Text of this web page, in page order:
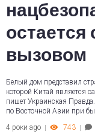
вызовом
Белый дом представил
которой Китай является
пишет Украинская
по Восточной Азии при
4 роки ago
743